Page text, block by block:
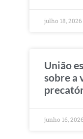
julho 18, 2026
União
sobre a
junho 16, 2026